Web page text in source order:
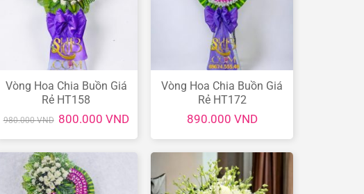
Vòng Hoa Chia Buồn Giá
Rẻ HT158
980.000VND Giá
gốc
là:
800.000VNDGiá
tại
800.000 VND.
Vòng Hoa Chia Buồn Giá
Rẻ HT172
890.000 VND